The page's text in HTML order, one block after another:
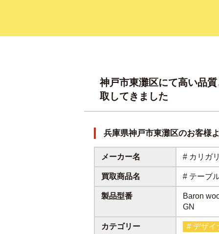
神戸市東灘区にて高い品
取してきました
兵庫県神戸市東灘区のお客様
メーカー名 # カリガ
買取商品名 # テーブ
製品型番
Baron
GN
カテゴリー # デザイ